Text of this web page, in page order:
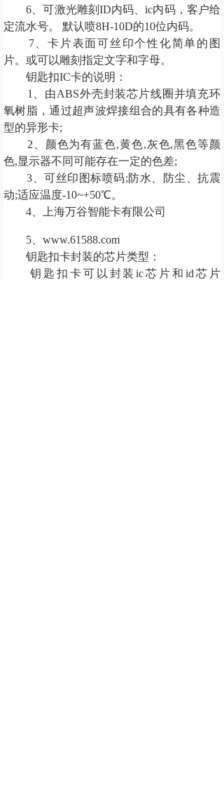
6、可激光雕刻ID内码、ic内码，客户给
定流水号。 默认喷8H-10D的10位内码。
7、卡片表面可丝印个性化简单的图
片。或可以雕刻指定文字和字母。
钥匙扣IC卡的说明：
1、由ABS外壳封装芯片线圈并填充环
氧树脂，通过超声波焊接组合的具有各种造
型的异形卡;
2、颜色为有蓝色,黄色,灰色,黑色等颜
色,显示器不同可能存在一定的色差;
3、可丝印图标喷码;防水、防尘、抗震
动;适应温度-10~+50℃。
4、上海万谷智能卡有限公司
5、www.61588.com
钥匙扣卡封装的芯片类型：
钥匙扣卡可以封装ic芯片和id芯片